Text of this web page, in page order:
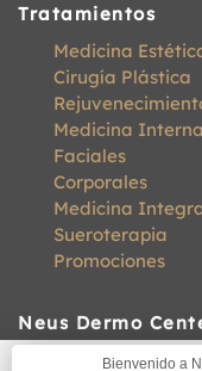
Tratamientos
Medicina
Cirugía Plástica
Medicina Interna
Faciales
Corporales
Medicina
Sueroterapia
Promociones
Neus Dermo
La Pradera
Bienvenido a